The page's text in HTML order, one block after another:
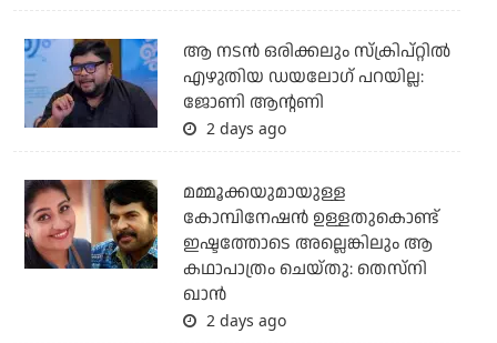
ആ നടൻ ഒരിക്കലും സ്ക്രിപ്റ്റിൽ
എഴുതിയ ഡയലോഗ് പറയില്ല:
ജോണി ആന്റണി
2 days ago
മമ്മൂക്കയുമായുള്ള
കോമ്പിനേഷൻ ഉള്ളതുകൊണ്ട്
ഇഷ്ടത്തോടെ അല്ലെങ്കിലും ആ
കഥാപാത്രം ചെയ്തു: തെസ്നി
ഖാൻ
2 days ago